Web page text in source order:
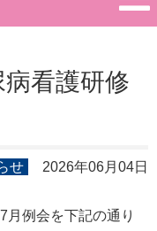
病看護研修
せ 2026年06月04日
月例会を下記の通り